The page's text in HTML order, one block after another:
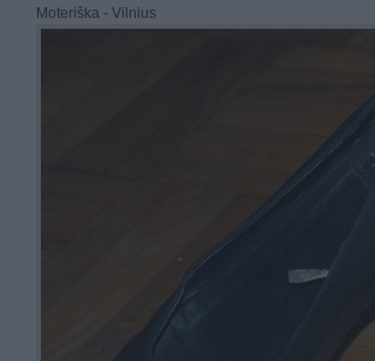
Moteriška - Vilnius